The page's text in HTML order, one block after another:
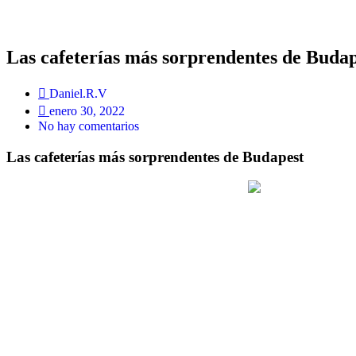
Las cafeterías más sorprendentes de
Daniel.R.V
enero 30, 2022
No hay comentarios
Las cafeterías más sorprendentes de Budapest